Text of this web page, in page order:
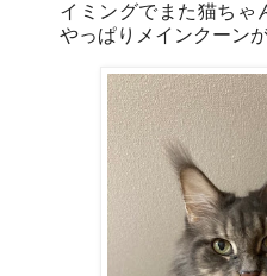
イミングでまた猫ちゃ
やっぱりメインクーン